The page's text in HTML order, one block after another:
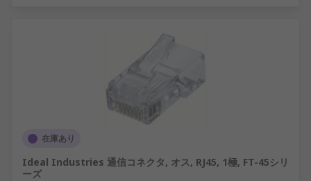
在庫あり
Ideal Industries 通信コネクタ, オス, RJ45, 1極, FT-45シリ
ーズ